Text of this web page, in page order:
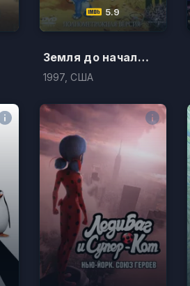
5.9
Земля до начала времен 5: Таинственный остров
1997, США